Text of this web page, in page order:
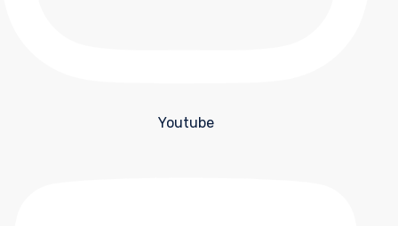
Youtube